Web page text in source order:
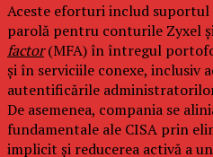
Aceste eforturi includ
parolă pentru conturile Zyxel
factor(MFA) în întregul
și în serviciile conexe, inclusiv
autentificările
De asemenea, compania se
fundamentale ale CISA prin
implicit și reducerea activă a